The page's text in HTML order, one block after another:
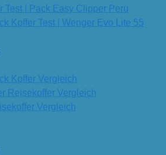
Test | Pack Easy Clipper Peru
Koffer Test | Wenger Evo Lite 55
Koffer Vergleich
Reisekoffer Vergleich
Vergleich